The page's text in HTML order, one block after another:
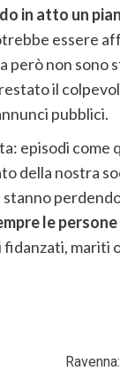
in atto un
essere
però non sono
il
pubblici.
episodi come
della nostra
le
fidanzati, mariti